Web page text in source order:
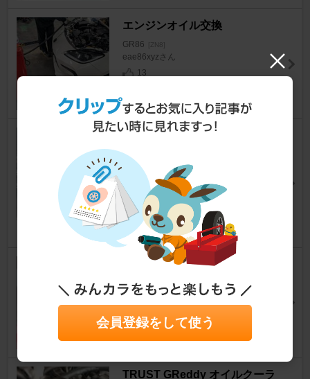
エンジンオイル交換
GR86 [ZN8]
eae86xyzさん
13
GR86RZマットブラックホイー
ルのガリ傷の補修完了！完璧に
元通りで大満足♪ホイール修理
業者料金は？
GR86 [ZN8]
evening_skyさん
49
RECARO RSS
GR86 [ZN8]
2ドアファミリーカーさん
TRUST GReddy オイルクーラ
会員登録をして使う